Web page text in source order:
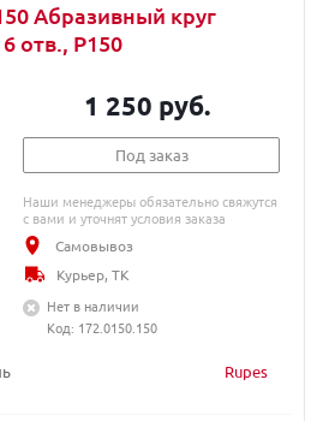
Абразивный круг
отв., P150
Rupes
1 250 руб.
Под заказ
Наши менеджеры обязательно свяжутся
с вами и уточнят условия заказа
Самовывоз
Курьер, ТК
Нет в наличии
Код: 172.0150.150